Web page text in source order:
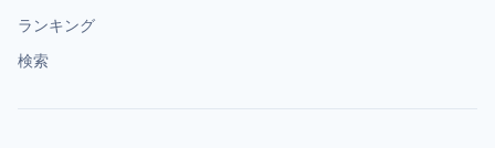
ランキング
検索